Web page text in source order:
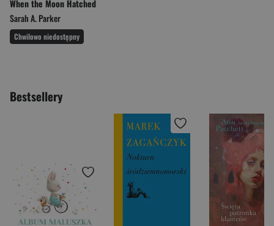
When the Moon Hatched
Sarah A. Parker
Chwilowo niedostępny
Bestsellery